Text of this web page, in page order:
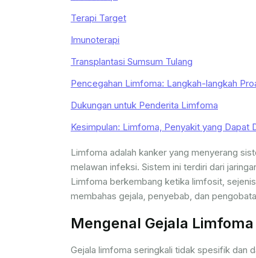
Terapi Target
Imunoterapi
Transplantasi Sumsum Tulang
Pencegahan Limfoma: Langkah-langkah
Dukungan untuk Penderita Limfoma
Kesimpulan: Limfoma, Penyakit yang Dapat
Limfoma adalah kanker yang menyerang
melawan infeksi. Sistem ini terdiri dari
Limfoma berkembang ketika limfosit,
membahas gejala, penyebab, dan
Mengenal Gejala Limfoma
Gejala limfoma seringkali tidak spesifik dan